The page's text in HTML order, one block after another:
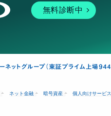
無料診断中
ネット金融 暗号資産 個人向けサービス